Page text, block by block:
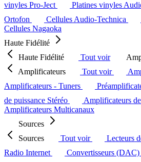
vinyles Pro-Ject
Platines vinyles
Ortofon
Cellules Audio-Technica
Cellules Nagaoka
Haute Fidélité
Haute Fidélité
Tout voir
Amplificateurs
Tout voir
Amplificateurs - Tuners
de puissance Stéréo
Amplificateurs
Amplificateurs Multicanaux
Sources
Sources
Tout voir
Lecteurs
Radio Internet
Convertisseurs